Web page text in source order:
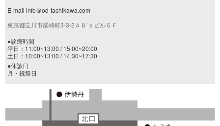
E-mail info＠od-tachikawa.com
東京都立川市柴崎町3-3-2ＡＢ’ｓビル５Ｆ
●診療時間
平日：11:00~13:00 / 15:00~20:00
土日：10:00~13:00 / 14:30~17:30
●休診日
月・祝祭日